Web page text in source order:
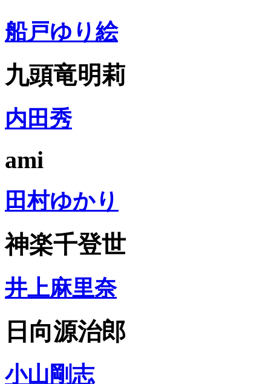
船戸ゆり絵
九頭竜明莉
内田秀
ami
田村ゆかり
神楽千登世
井上麻里奈
日向源治郎
小山剛志